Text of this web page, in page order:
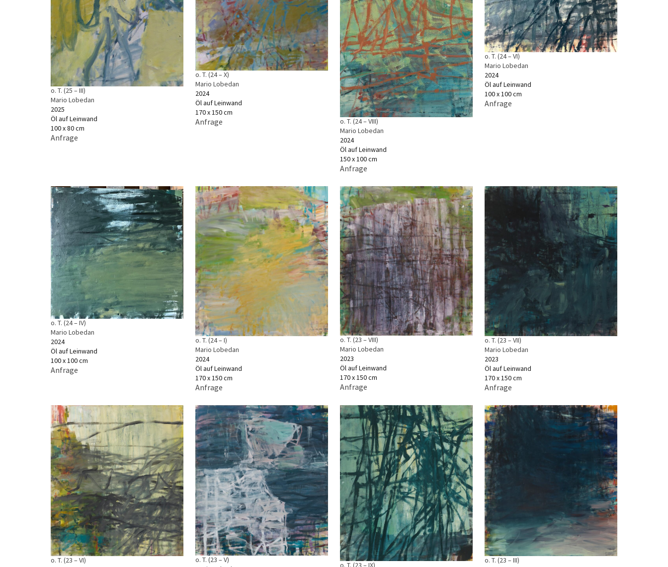
o. T. (25 – III)
Mario Lobedan
2025
Öl auf Leinwand
100 x 80 cm
Anfrage
o. T. (24 – X)
Mario Lobedan
2024
Öl auf Leinwand
170 x 150 cm
Anfrage
o. T. (24 – VIII)
Mario Lobedan
2024
Öl auf Leinwand
150 x 100 cm
Anfrage
o. T. (24 – VI)
Mario Lobedan
2024
Öl auf Leinwand
100 x 100 cm
Anfrage
o. T. (24 – IV)
Mario Lobedan
2024
Öl auf Leinwand
100 x 100 cm
Anfrage
o. T. (24 – I)
Mario Lobedan
2024
Öl auf Leinwand
170 x 150 cm
Anfrage
o. T. (23 – VIII)
Mario Lobedan
2023
Öl auf Leinwand
170 x 150 cm
Anfrage
o. T. (23 – VII)
Mario Lobedan
2023
Öl auf Leinwand
170 x 150 cm
Anfrage
o. T. (23 – VI)
o. T. (23 – V)
o. T. (23 – IX)
o. T. (23 – III)